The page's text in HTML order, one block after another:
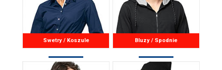
Swetry / Koszule Bluzy / Spodnie